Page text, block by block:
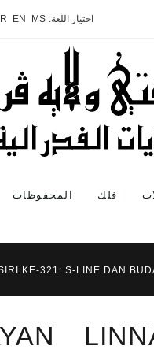
اختيار اللغة: MS
EN
فلك المحفوظات
KE-321: S-LINE DAN